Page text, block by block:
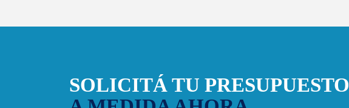
SOLICITÁ TU PRESUPUESTO